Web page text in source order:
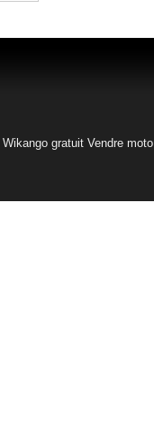
Wikango gratuit Vendre moto